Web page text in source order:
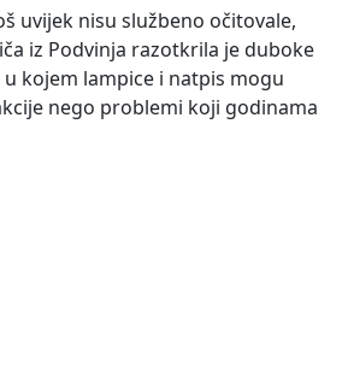
uvijek nisu službeno očitovale,
iz Podvinja razotkrila je duboke
kojem lampice i natpis mogu
nego problemi koji godinama